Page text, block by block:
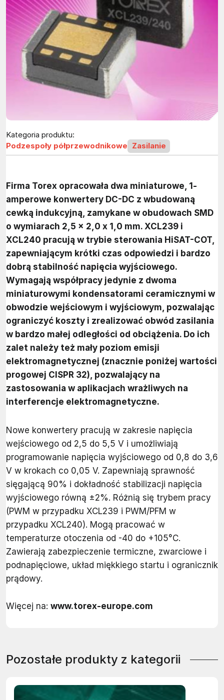
Kategoria produktu:
Podzespoły półprzewodnikowe Zasilanie
Firma Torex opracowała dwa miniaturowe, 1-
amperowe konwertery DC-DC z wbudowaną
cewką indukcyjną, zamykane w obudowach SMD
o wymiarach 2,5 x 2,0 x 1,0 mm. XCL239 i
XCL240 pracują w trybie sterowania HiSAT-COT,
zapewniającym krótki czas odpowiedzi i bardzo
dobrą stabilność napięcia wyjściowego.
Wymagają współpracy jedynie z dwoma
miniaturowymi kondensatorami ceramicznymi w
obwodzie wejściowym i wyjściowym, pozwalając
ograniczyć koszty i zrealizować obwód zasilania
w bardzo małej odległości od obciążenia. Do ich
zalet należy też mały poziom emisji
elektromagnetycznej (znacznie poniżej wartości
progowej CISPR 32), pozwalający na
zastosowania w aplikacjach wrażliwych na
interferencje elektromagnetyczne.
Nowe konwertery pracują w zakresie napięcia
wejściowego od 2,5 do 5,5 V i umożliwiają
programowanie napięcia wyjściowego od 0,8 do 3,6
V w krokach co 0,05 V. Zapewniają sprawność
sięgającą 90% i dokładność stabilizacji napięcia
wyjściowego równą ±2%. Różnią się trybem pracy
(PWM w przypadku XCL239 i PWM/PFM w
przypadku XCL240). Mogą pracować w
temperaturze otoczenia od -40 do +105°C.
Zawierają zabezpieczenie termiczne, zwarciowe i
podnapięciowe, układ miękkiego startu i ogranicznik
prądowy.
Więcej na: www.torex-europe.com
Pozostałe produkty z kategorii